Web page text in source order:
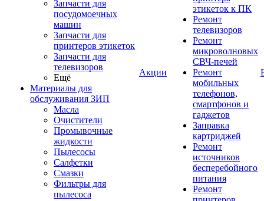
Запчасти для
посудомоечных
машин
Запчасти для
принтеров этикеток
Запчасти для
телевизоров
Ещё
Материалы для
обслуживания ЗИП
Масла
Очистители
Промывочные
жидкости
Пылесосы
Салфетки
Смазки
Фильтры для
пылесоса
Акции
этикеток к ПК
Ремонт
телевизоров
Ремонт
микроволновых
СВЧ-печей
Ремонт
мобильных
телефонов,
смартфонов и
гаджетов
Заправка
картриджей
Ремонт
источников
бесперебойного
питания
Ремонт